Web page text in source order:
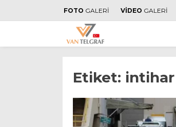
FOTO GALERİ VİDEO GALERİ
Etiket: intihar